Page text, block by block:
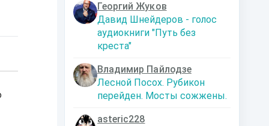
Георгий Жуков
Давид Шнейдеров - голос
аудиокниги "Путь без
креста"
Владимир Пайлодзе
Лесной Посох. Рубикон
перейден. Мосты сожжены.
asteric228